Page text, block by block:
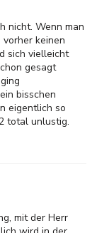
nicht. Wenn man
keinen
sich vielleicht
gesagt
bisschen
eigentlich so
total unlustig.
mit der Herr